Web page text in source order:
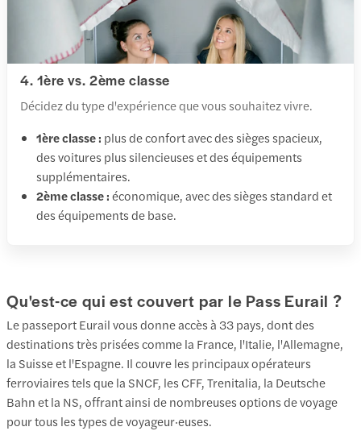
4. 1ère vs. 2ème classe
Décidez du type d'expérience que vous souhaitez vivre.
1ère classe : plus de confort avec des sièges spacieux,
des voitures plus silencieuses et des équipements
supplémentaires.
2ème classe :économique, avec des sièges standard et
des équipements de base.
Qu'est-ce qui est couvert par le Pass Eurail ?
Le passeport Eurail vous donne accès à 33 pays, dont des
destinations très prisées comme la France, l'Italie, l'Allemagne,
la Suisse et l'Espagne. Il couvre les principaux opérateurs
ferroviaires tels que la SNCF, les CFF, Trenitalia, la Deutsche
Bahn et la NS, offrant ainsi de nombreuses options de voyage
pour tous les types de voyageur·euses.